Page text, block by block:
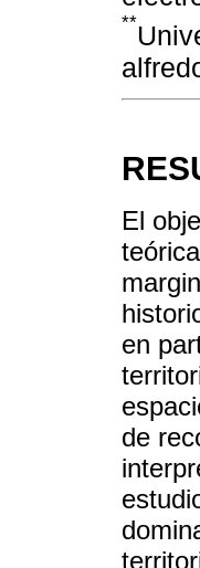
**
El
en
de